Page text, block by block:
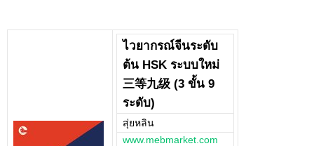
ไวยากรณ์จีนระดับ
ต้น HSK ระบบใหม่
三等九级 (3 ขั้น 9
ระดับ)
สุ่ยหลิน
www.mebmarket.com